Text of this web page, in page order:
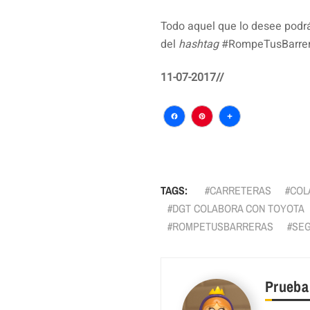
Todo aquel que lo desee
del hashtag
11-07-2017//
Facebook
Pinterest
TAGS: CARRETERAS
DGT COLABORA CON TOYOTA
ROMPETUSBARRERAS